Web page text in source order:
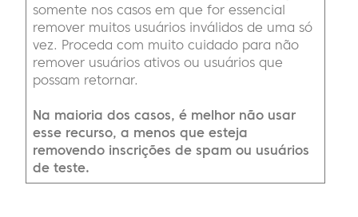
somente nos casos em que for essencial
remover muitos usuários inválidos de uma só
vez. Proceda com muito cuidado para não
remover usuários ativos ou usuários que
possam retornar.
Na maioria dos casos, é melhor não usar
esse recurso, a menos que esteja
removendo inscrições de spam ou usuários
de teste.